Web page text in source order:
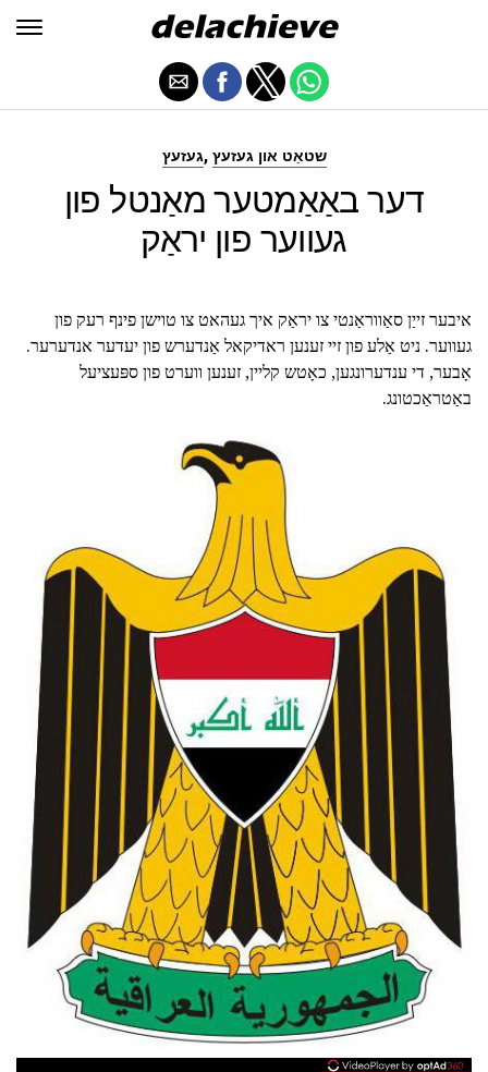
געזעץ, שטאַט און געזעץ
דער באַאַמטער מאַנטל פון
געווער פון יראַק
איבער זייַן סאַווראַנטי צו יראַק איך געהאט צו טוישן פינף רעק פון
געווער. ניט אַלע פון זיי זענען ראדיקאל אַנדערש פון יעדער אנדערער.
אָבער, די ענדערונגען, כאָטש קליין, זענען ווערט פון ספּעציעל
באַטראַכטונג.